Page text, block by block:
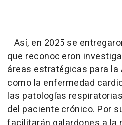
Así, en 2025 se
que reconocieron
áreas estratégicas para la
como la enfermedad
las patologías
del paciente crónico. Por